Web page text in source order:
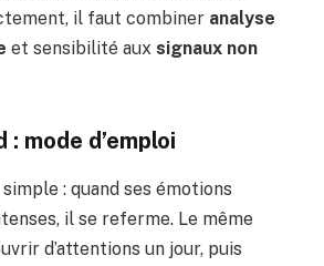
il faut combiner analyse
et sensibilité aux signaux non
mode d’emploi
: quand ses émotions
il se referme. Le même
d’attentions un jour, puis